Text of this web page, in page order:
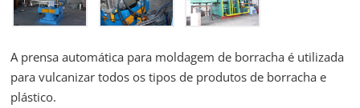
A prensa automática para moldagem de borracha é utilizada
para vulcanizar todos os tipos de produtos de borracha e
plástico.